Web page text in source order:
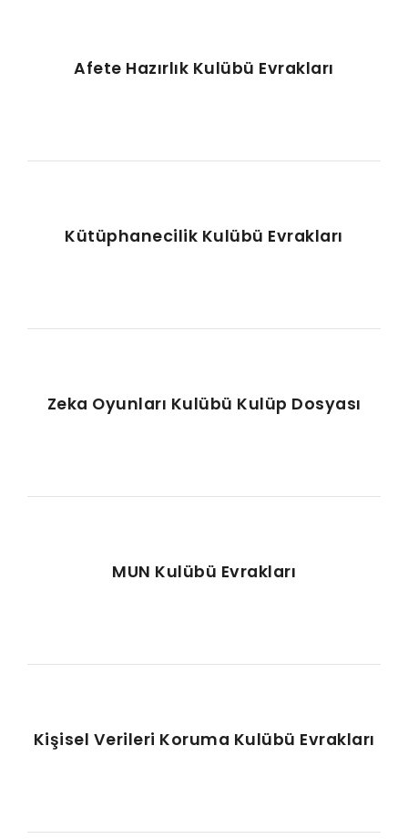
Afete Hazırlık Kulübü Evrakları
Kütüphanecilik Kulübü Evrakları
Zeka Oyunları Kulübü Kulüp Dosyası
MUN Kulübü Evrakları
Kişisel Verileri Koruma Kulübü Evrakları